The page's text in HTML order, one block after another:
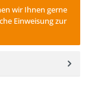
wir Ihnen gerne
Einweisung zur